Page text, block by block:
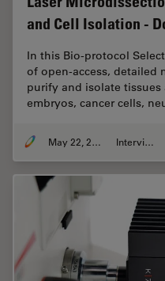
and Cell Isolation -
In this Bio-protocol
of open-access, detailed
purify and isolate
embryos, cancer cells,
May 22, 2024 Interviews